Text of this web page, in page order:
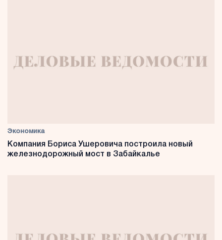
Экономика
Компания Бориса Ушеровича построила новый
железнодорожный мост в Забайкалье